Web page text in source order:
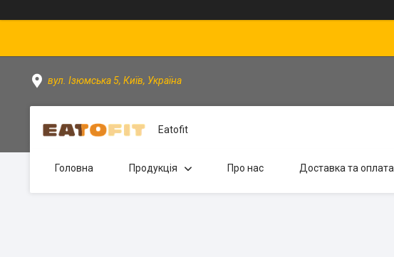
вул. Ізюмська 5, Київ, Україна
Eatofit
Головна Продукція Про нас Доставка та оплата